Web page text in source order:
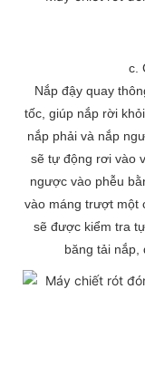
c.
Nắp đậy quay
tốc, giúp nắp rời
nắp phải và nắp
sẽ tự động rơi vào
ngược vào phễu
vào máng trượt một
sẽ được kiểm tra
băng tải nắp,